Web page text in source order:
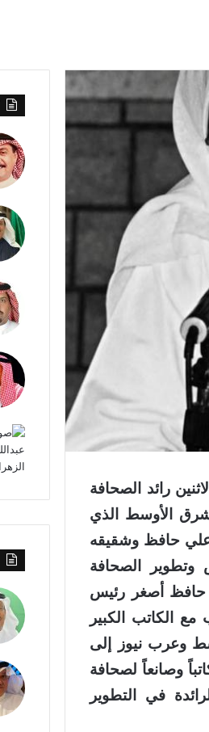
رائد الصحافة
الأوسط الذي
علي حافظ وشقيقه
الصحافة
حافظ أصغر رئيس
الكاتب الكبير
وعرب نيوز إلى
وصانعاً لصحافة
في التطوير